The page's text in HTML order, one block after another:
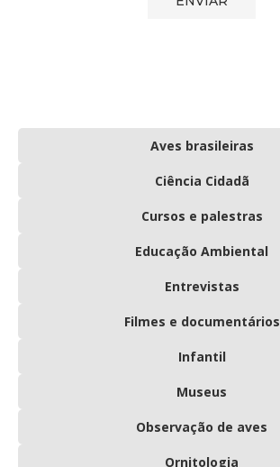
Aves brasileiras
Ciência Cidadã
Cursos e palestras
Educação Ambiental
Entrevistas
Filmes e documentários
Infantil
Museus
Observação de aves
Ornitologia